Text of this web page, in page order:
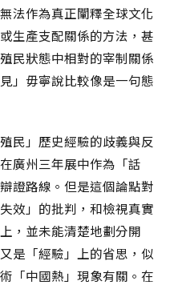
法作為真正闡釋全球文化
生產支配關係的方法，甚
民狀態中相對的宰制關係
」毋寧說比較像是一句態
民」歷史經驗的歧義與反
廣州三年展中作為「話
證路線。但是這個論點對
效」的批判，和檢視真實
，並未能清楚地劃分開
是「經驗」上的省思，似
「中國熱」現象有關。在